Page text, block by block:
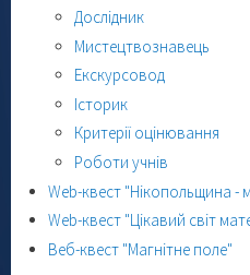
Дослідник
Мистецтвознавець
Екскурсовод
Історик
Критерії оцінювання
Роботи учнів
Web-квест "Нікопольщина -
Web-квест "Цікавий світ
Веб-квест "Магнітне поле"